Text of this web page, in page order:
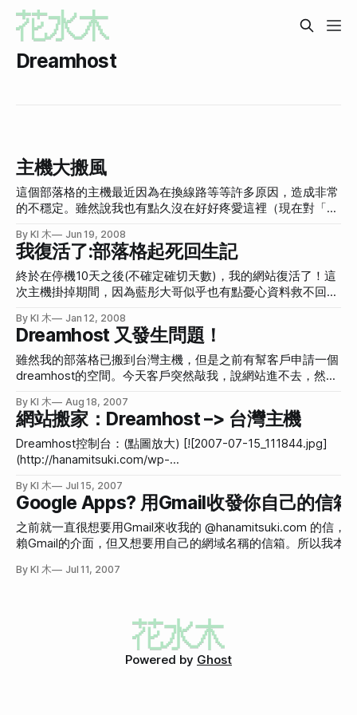
Dreamhost
主機大搬風
這個部落格的主機最近因為在換線路等等許多原因，造成非常
的不穩定。雖然說我也有點久沒在好好疼愛這裡（現在對「公
定，仍舊害得我一直想寫很多文章（因為犯賤嗎？）。 所以
在痛定思痛之後，決定先搬回Dreamhost，如果說小藍的主機
最近真的很可惡，那我現在就是搬回也是很可惡的
Dreamhost。 去年七月從Dreamhost搬到小藍的主機之後
Dreamhost快，可是穩定性就不及Dreamhost了。而我知道小
藍一直在為這方面努力，所以還是沒搬走。 不過因為一些事
情，我必須先不管速度了。這次換線路不知什麼時候才會真的
穩定，而我發現我一天沒見到我的部落格正常，我就會渾身不
對勁兒，所以決定先躲回Dreamhost一陣子，等風頭過了再
說。 DNS有時似乎仍舊會跳來跳去，而我在Dreamhost及
Yulan兩邊都有放一份網站資料，所以，若您好奇現在您看到
的東西是位於台灣主機(Yulan)還是美國主機(Dreamhost)，可
以點這邊查詢。（或是您也可以純粹從速度就猜出來現在位於
哪
By KI 木 Jun 19, 2008
我復活了:部落格起死回生記
終於在停機10天之後(不確定確切天數)，我的網站復活了！這
次主機掛掉期間，因為藍彤大哥似乎也有點憂心資料救不回
以後一定要常常備份自己部落格的資料2001: A Space
Odyssey dvdripJack Said movie download [download The
Pink Panther Strikes Again movie]
(http://eastbaypictures.com/?
(http://blog.bangalorepedia.org/?movie_elf) **[Crossover
buy](http://www.vegblog.org/?crossover)** ，因為這次掛
掉，我才發現我上一次備份，是好幾個月前，這這，
By KI 木 Jan 12, 2008
Dreamhost 又發生問題！
雖然我的部落格已搬到台灣主機，但是之前有幫客戶申請一個
dreamhost的空間。今天客戶突然敲我，說網站進不去，然後
址的部分就停住了。 沒辦法，只好再利用他方便的Contact
Support，告知Dreamhost。依照客戶說的，大概是下午四五
點就開始不能進去，然後我大約六點寫信去，Dreamhost到了
大約11點才回信。現在已經可以進去了。靠！這十個小時誰要
時間皆是主機時間，大約有14~15小時的時差(確切時間不記得
了)。先是我寫去的信。 Message from you (Aug 17th, 2007
– 03:35:21 / #2024318) Subject: Cannot Enter the website
Hi, Its’ urgent! the site: http://www.himwriters.com/ connot
enter
By KI 木 Aug 18, 2007
網站搬家：Dreamhost –> 台灣主機
Dreamhost控制台：(點圖放大) [![2007-07-15_111844.jpg]
(http://hanamitsuki.com/wp-
(http://hanamitsuki.com/wp-
content/uploads/2007/07/2007-07-15_111844.jpg "2007-
07-15_111844.jpg")Plesk控制台：(點圖放大) [![2007-07-
15_111928.jpg](http://hanamitsuki.com/wp-
(http://hanamitsuki.com/wp-content/uploads/
By KI 木 Jul 15, 2007
Google Apps? 用Gmail收發你自己的信箱
之前就一直很想要用Gmail來收我的 @hanamitsuki.com 的信，
賴Gmail的介面，但又想要用自己的網域名稱的信箱。所以我本
箱輸入進去，然後到 Dreamhost 控制台，設定凡是寄給
(http://img22.imageshack.us/img22/6849/
不過這樣畢竟麻煩了點，後來我發現有Google Apps這個服務，
網站版」，他可以讓你用你的網域名稱來使用Google的四種服
By KI 木 Jul 11, 2007
Powered by Ghost